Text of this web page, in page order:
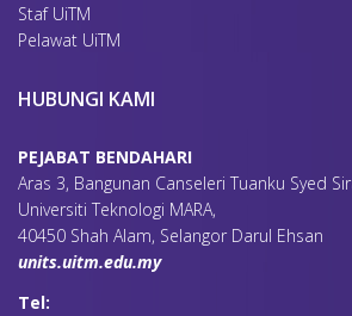
Staf UiTM
Pelawat UiTM
HUBUNGI KAMI
PEJABAT BENDAHARI
Aras 3, Bangunan Canseleri Tuanku Syed
Universiti Teknologi MARA,
40450 Shah Alam, Selangor Darul Ehsan
units.uitm.edu.my
Tel: